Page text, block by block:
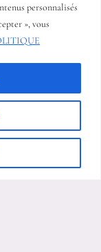
personnalisés
», vous